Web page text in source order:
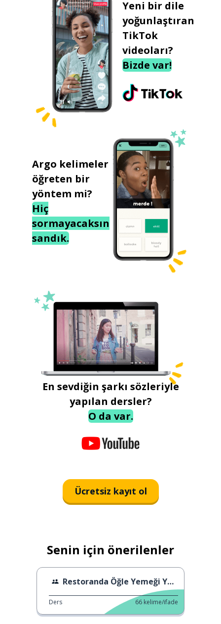
Yeni bir dile
yoğunlaştıran
TikTok
videoları?
Bizde var!
Argo kelimeler
öğreten bir
yöntem mi?
Hiç
sormayacaksın
sandık.
En sevdiğin şarkı sözleriyle
yapılan dersler?
O da var.
Ücretsiz kayıt ol
Senin için önerilenler
Restoranda Öğle Yemeği Yeme
Ders 66 kelime/ifade